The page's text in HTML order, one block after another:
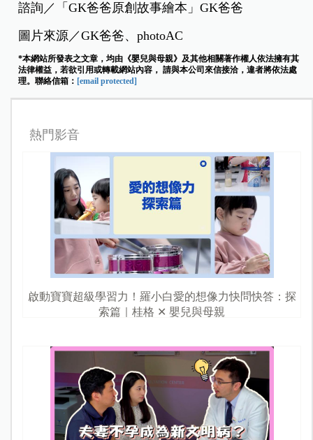
諮詢／「GK爸爸原創故事繪本」GK爸爸
圖片來源／GK爸爸、photoAC
*本網站所發表之文章，均由《嬰兒與母親》及其他相關著作權人依法擁有其
法律權益，若欲引用或轉載網站內容， 請與本公司來信接洽，違者將依法處
理。聯絡信箱： [email protected]
熱門影音
啟動寶寶超級學習力！羅小白愛的想像力快問快答：探
索篇｜桂格 ✕ 嬰兒與母親